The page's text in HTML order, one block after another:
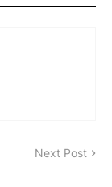
Next Post